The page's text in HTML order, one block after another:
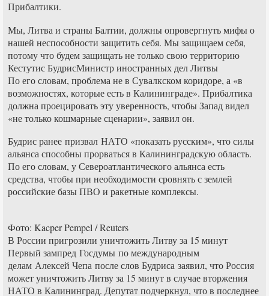
Прибалтики.
Мы, Литва и страны Балтии, должны опровергнуть мифы о
нашей неспособности защитить себя. Мы защищаем себя,
потому что будем защищать не только свою территорию
Кестутис БудрисМинистр иностранных дел Литвы
По его словам, проблема не в Сувалкском коридоре, а «в
возможностях, которые есть в Калининграде». Прибалтика
должна проецировать эту уверенность, чтобы Запад видел
«не только кошмарные сценарии», заявил он.
Будрис ранее призвал НАТО «показать русским», что силы
альянса способны прорваться в Калининградскую область.
По его словам, у Североатлантического альянса есть
средства, чтобы при необходимости сровнять с землей
российские базы ПВО и ракетные комплексы.
Фото: Kacper Pempel / Reuters
В России пригрозили уничтожить Литву за 15 минут
Первый зампред Госдумы по международным
делам Алексей Чепа после слов Будриса заявил, что Россия
может уничтожить Литву за 15 минут в случае вторжения
НАТО в Калининград. Депутат подчеркнул, что в последнее